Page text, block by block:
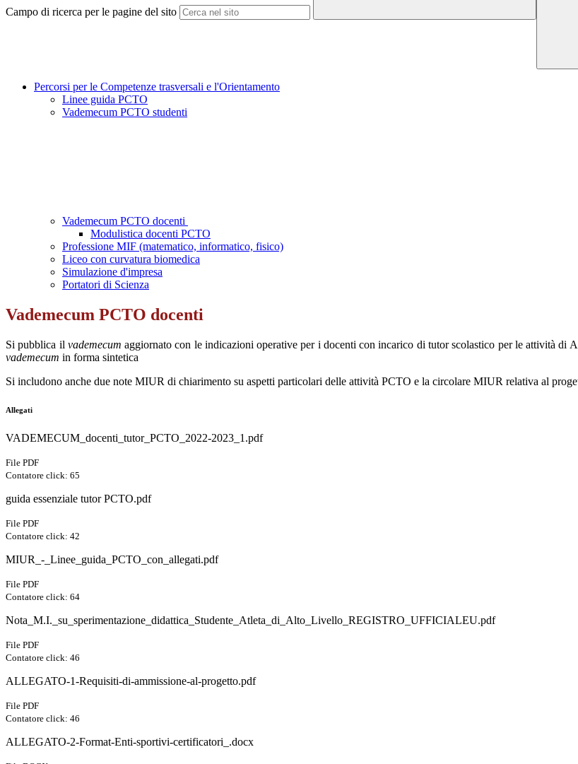
Campo di ricerca per le pagine del sito
Percorsi per le Competenze trasversali e l'Orientamento
Linee guida PCTO
Vademecum PCTO studenti
Vademecum PCTO docenti
Modulistica docenti PCTO
Professione MIF (matematico, informatico, fisico)
Liceo con curvatura biomedica
Simulazione d'impresa
Portatori di Scienza
Vademecum PCTO docenti
Si pubblica il vademecum aggiornato con le indicazioni operative per i docenti con incarico di tutor scolastico per le attività di
vademecum in forma sintetica
Si includono anche due note MIUR di chiarimento su aspetti particolari delle attività PCTO e la circolare MIUR relativa al
Allegati
VADEMECUM_docenti_tutor_PCTO_2022-2023_1.pdf
File PDF
Contatore click: 65
guida essenziale tutor PCTO.pdf
File PDF
Contatore click: 42
MIUR_-_Linee_guida_PCTO_con_allegati.pdf
File PDF
Contatore click: 64
Nota_M.I._su_sperimentazione_didattica_Studente_Atleta_di_Alto_Livello_REGISTRO_UFFICIALEU.pdf
File PDF
Contatore click: 46
ALLEGATO-1-Requisiti-di-ammissione-al-progetto.pdf
File PDF
Contatore click: 46
ALLEGATO-2-Format-Enti-sportivi-certificatori_.docx